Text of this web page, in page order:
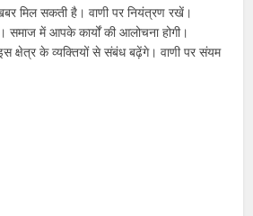
मिल सकती है। वाणी पर नियंत्रण रखें।
समाज में आपके कार्यों की आलोचना होगी।
क्षेत्र के व्यक्तियों से संबंध बढ़ेंगे। वाणी पर संयम